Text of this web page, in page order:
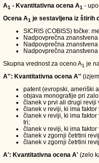
A1 - Kvantitativna ocena A1 -
Ocena A1 je sestavljena iz štirih
SICRIS (COBISS) točke:
Nadpovprečna
Nadpovprečna
Nadpovprečna
Skupna vrednost za oceno A1 je
A'': Kvantitativna ocena A''
patent (evropski, ameriški
objava monografije pri
članek v prvi ali drugi reviji
članek v reviji, ki ima
članek v reviji, ki ima
tri;
članek v reviji, ki ima
članek v zgornji četrtini
članek v zgornji četrtini
A': Kvantitativna ocena A' (zelo